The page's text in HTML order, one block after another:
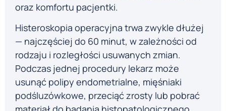
oraz komfortu pacjentki.
Histeroskopia operacyjna trwa zwykle dłużej
— najczęściej do 60 minut, w zależności od
rodzaju i rozległości usuwanych zmian.
Podczas jednej procedury lekarz może
usunąć polipy endometrialne, mięśniaki
podśluzówkowe, przeciąć zrosty lub pobrać